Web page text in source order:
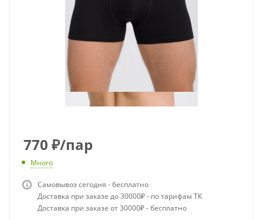
770 ₽/пар
Много
Самовывоз сегодня - бесплатно
Доставка при заказе до 30000₽ - по тарифам ТК
Доставка при заказе от 30000₽ - бесплатно